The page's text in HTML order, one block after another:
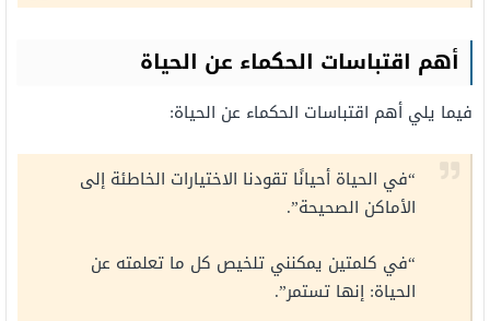
أهم اقتباسات الحكماء عن الحياة
فيما يلي أهم اقتباسات الحكماء عن الحياة:
“في الحياة أحيانًا تقودنا الاختيارات الخاطئة إلى
الأماكن الصحيحة”.
“في كلمتين يمكنني تلخيص كل ما تعلمته عن
الحياة: إنها تستمر”.